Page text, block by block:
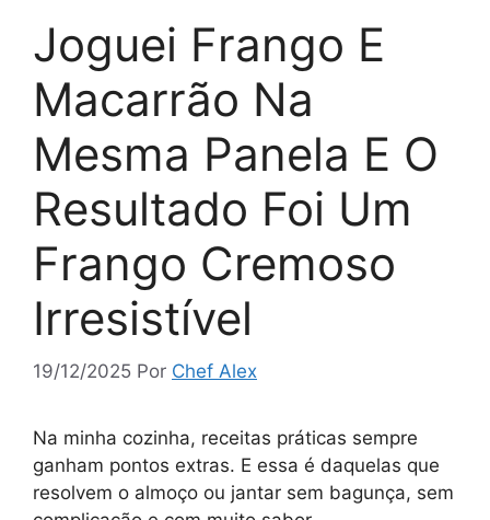
Joguei Frango E
Macarrão Na
Mesma Panela E O
Resultado Foi Um
Frango Cremoso
Irresistível
19/12/2025 Por Chef Alex
Na minha cozinha, receitas práticas sempre
ganham pontos extras. E essa é daquelas que
resolvem o almoço ou jantar sem bagunça, sem